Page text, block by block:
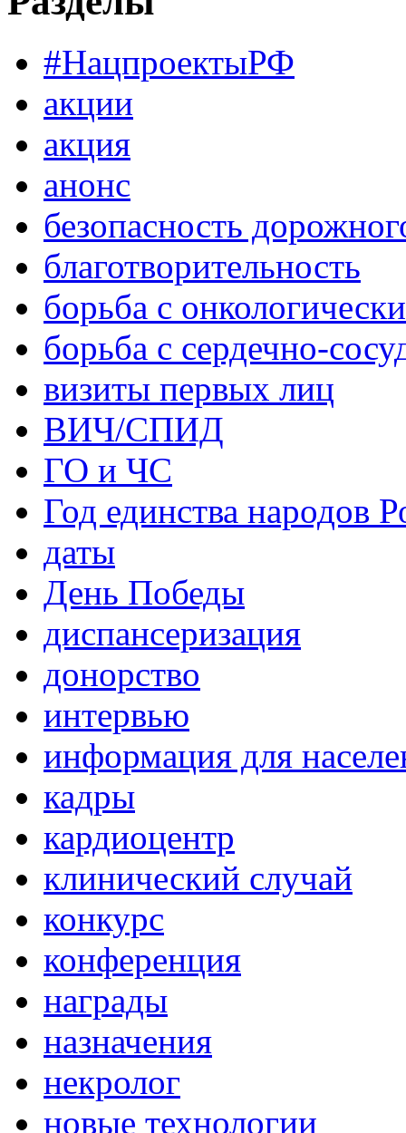
#НацпроектыРФ
акции
акция
анонс
безопасность
благотворительность
борьба с
борьба с сердечно-
визиты первых лиц
ВИЧ/СПИД
ГО и ЧС
Год единства народов
даты
День Победы
диспансеризация
донорство
интервью
информация для
кадры
кардиоцентр
клинический случай
конкурс
конференция
награды
назначения
некролог
новые технологии